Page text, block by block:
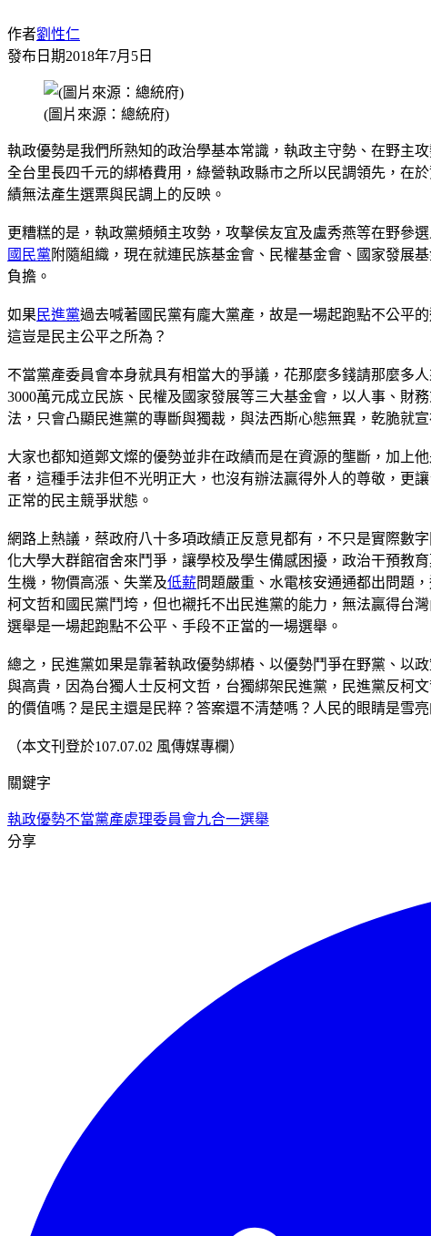
作者劉性仁
發布日期2018年7月5日
(圖片來源：總統府)
執政優勢是我們所熟知的政治學基本常識，執政主守勢、在野主
全台里長四千元的綁樁費用，綠營執政縣市之所以民調領先，在
績無法產生選票與民調上的反映。
更糟糕的是，執政黨頻頻主攻勢，攻擊侯友宜及盧秀燕等在野參
國民黨 附隨組織，現在就連民族基金會、民權基金會、國家發展
負擔。
如果 民進黨過去喊著國民黨有龐大黨產，故是一場起跑點不公平
這豈是民主公平之所為？
不當黨產委員會本身就具有相當大的爭議，花那麼多錢請那麼多
3000萬元成立民族、民權及國家發展等三大基金會，以人事、財
法，只會凸顯民進黨的專斷與獨裁，與法西斯心態無異，乾脆就
大家也都知道鄭文燦的優勢並非在政績而是在資源的壟斷，加上他
者，這種手法非但不光明正大，也沒有辦法贏得外人的尊敬，更
正常的民主競爭狀態。
網路上熱議，蔡政府八十多項政績正反意見都有，不只是實際數
化大學大群館宿舍來鬥爭，讓學校及學生備感困擾，政治干預教
生機，物價高漲、失業及低薪問題嚴重、水電核安通通都出問題
柯文哲和國民黨鬥垮，但也襯托不出民進黨的能力，無法贏得台
選舉是一場起跑點不公平、手段不正當的一場選舉。
總之，民進黨如果是靠著執政優勢綁樁、以優勢鬥爭在野黨、以
與高貴，因為台獨人士反柯文哲，台獨綁架民進黨，民進黨反柯
的價值嗎？是民主還是民粹？答案還不清楚嗎？人民的眼睛是雪
（本文刊登於107.07.02 風傳媒專欄）
關鍵字
執政優勢不當黨產處理委員會九合一選舉
分享